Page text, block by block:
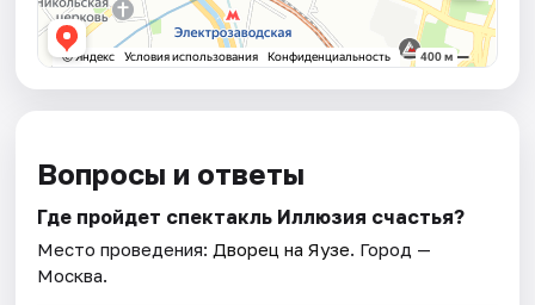
Вопросы и ответы
Где пройдет спектакль Иллюзия счастья?
Место проведения: Дворец на Яузе. Город —
Москва.